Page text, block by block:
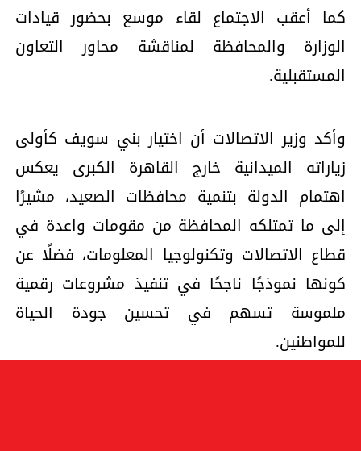
كما أعقب الاجتماع لقاء موسع بحضور قيادات
الوزارة والمحافظة لمناقشة محاور التعاون
المستقبلية.
وأكد وزير الاتصالات أن اختيار بني سويف كأولى
زياراته الميدانية خارج القاهرة الكبرى يعكس
اهتمام الدولة بتنمية محافظات الصعيد، مشيرًا
إلى ما تمتلكه المحافظة من مقومات واعدة في
قطاع الاتصالات وتكنولوجيا المعلومات، فضلًا عن
كونها نموذجًا ناجحًا في تنفيذ مشروعات رقمية
ملموسة تسهم في تحسين جودة الحياة
للمواطنين.